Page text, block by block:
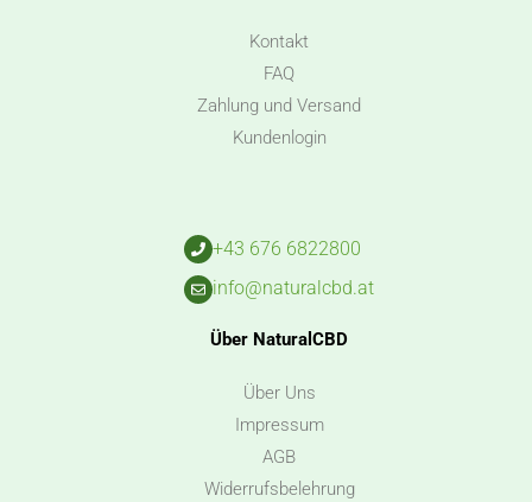
Kontakt
FAQ
Zahlung und Versand
Kundenlogin
+43 676 6822800
info@naturalcbd.at
Über NaturalCBD
Über Uns
Impressum
AGB
Widerrufsbelehrung